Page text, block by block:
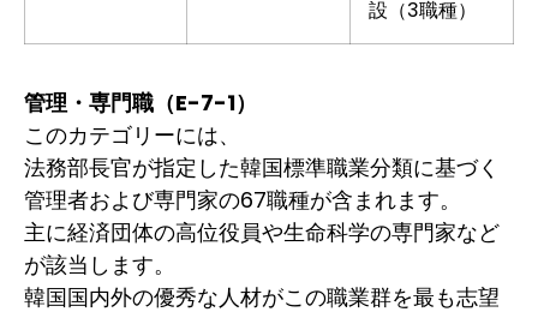
設（3職種）
管理・専門職（E-7-1）
このカテゴリーには、
法務部長官が指定した韓国標準職業分類に基づく
管理者および専門家の67職種が含まれます。
主に経済団体の高位役員や生命科学の専門家など
が該当します。
韓国国内外の優秀な人材がこの職業群を最も志望